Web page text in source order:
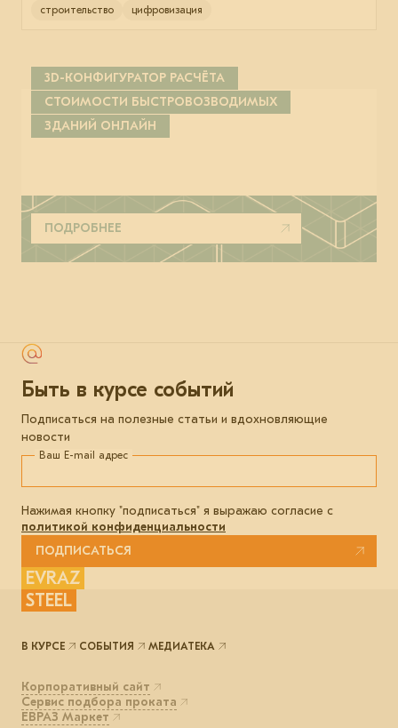
строительство цифровизация
3D-КОНФИГУРАТОР РАСЧЁТА
СТОИМОСТИ БЫСТРОВОЗВОДИМЫХ
ЗДАНИЙ ОНЛАЙН
ПОДРОБНЕЕ
Быть в курсе событий
Подписаться на полезные статьи и вдохновляющие
новости
Ваш E-mail адрес
Нажимая кнопку "подписаться" я выражаю согласие с
политикой конфиденциальности
ПОДПИСАТЬСЯ
EVRAZ
STEEL
Корпоративный сайт
Сервис подбора проката
ЕВРАЗ Маркет
В КУРСЕ СОБЫТИЯ МЕДИАТЕКА